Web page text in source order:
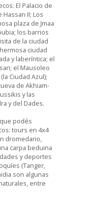
El Palacio de
Hassan II; Los
plaza de Jmaa
los barrios
de la ciudad
ciudad
y laberíntica; el
el Mausoleo
Ciudad Azul);
de Akhiam-
y las
y del Dades.
podés
tours en 4x4
dromedario,
carpa beduina
y deportes
(Tanger,
son algunas
entre